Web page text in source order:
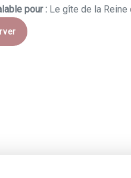
pour : Le gîte de la Reine